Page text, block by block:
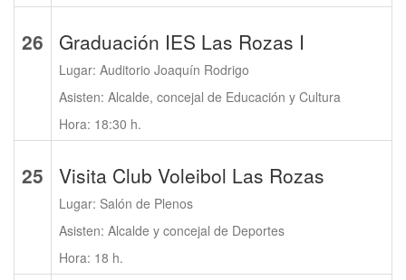
26 Graduación IES Las Rozas I
Lugar: Auditorio Joaquín Rodrigo
Asisten: Alcalde, concejal de Educación y Cultura
Hora: 18:30 h.
25 Visita Club Voleibol Las Rozas
Lugar: Salón de Plenos
Asisten: Alcalde y concejal de Deportes
Hora: 18 h.